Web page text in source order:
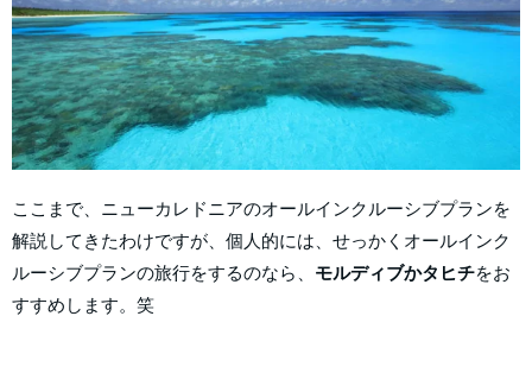
ここまで、ニューカレドニアのオールインクルーシブプランを
解説してきたわけですが、個人的には、せっかくオールインク
ルーシブプランの旅行をするのなら、 モルディブかタヒチをお
すすめします。笑